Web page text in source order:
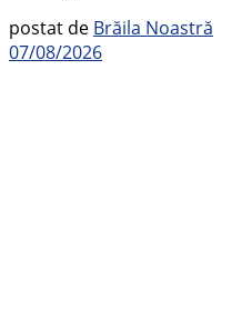
postat de Brăila Noastră
07/08/2026